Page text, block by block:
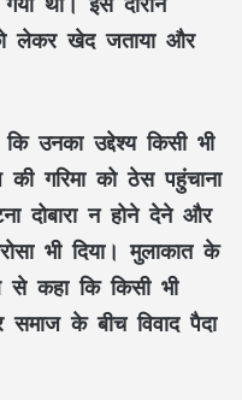
लेकर खेद जताया और
उनका उद्देश्य किसी भी
गरिमा को ठेस पहुंचाना
दोबारा न होने देने और
भी दिया। मुलाकात के
से कहा कि किसी भी
के बीच विवाद पैदा